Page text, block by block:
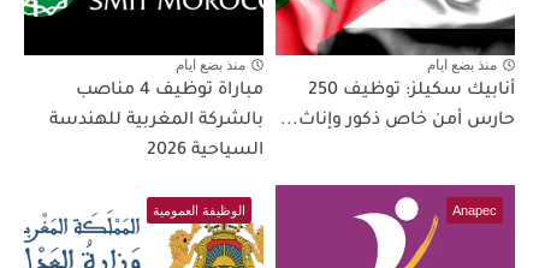
منذ بضع ايام
أنابيك سكيلز: توظيف 250
حارس أمن خاص ذكور وإناث...
منذ بضع ايام
مباراة توظيف 4 مناصب
بالشركة المغربية للهندسة
السياحية 2026
Anapec الوظيفة العمومية